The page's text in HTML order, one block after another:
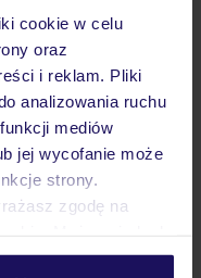
cookie w celu
oraz
i reklam. Pliki
analizowania ruchu
mediów
jej wycofanie może
strony.
zgodę na
w zakładkę